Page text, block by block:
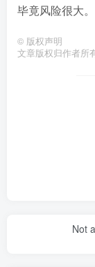
毕竟风险很大。
© 版权声明
文章版权归作者所
Not